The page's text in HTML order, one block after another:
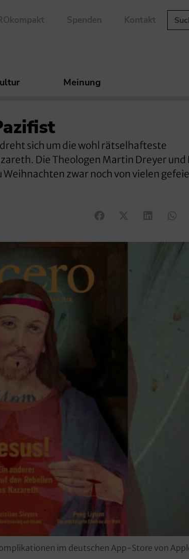
Spenden Kontakt
Meinung
sich um die wohl rätselhafteste
Die Theologen Martin Dreyer und
zwar noch von vielen
im deutschen App-Store von